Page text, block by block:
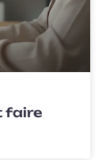
faire